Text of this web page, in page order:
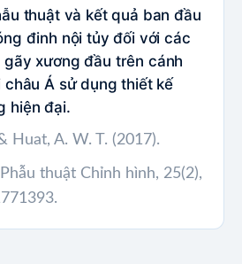
thuật và kết quả ban đầu
đinh nội tủy đối với các
xương đầu trên cánh
Á sử dụng thiết kế
hiện đại.
Huat, A. W. T. (2017).
thuật Chỉnh hình, 25(2),